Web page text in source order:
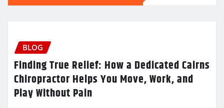
BLOG
Finding True Relief: How a Dedicated Cairns
Chiropractor Helps You Move, Work, and
Play Without Pain